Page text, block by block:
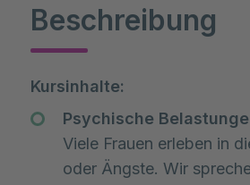
Beschreibung
Kursinhalte:
Psychische
Viele Frauen erleben in
oder Ängste. Wir